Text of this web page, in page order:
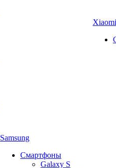
Samsung
Смартфоны
Galaxy S
Xiaomi